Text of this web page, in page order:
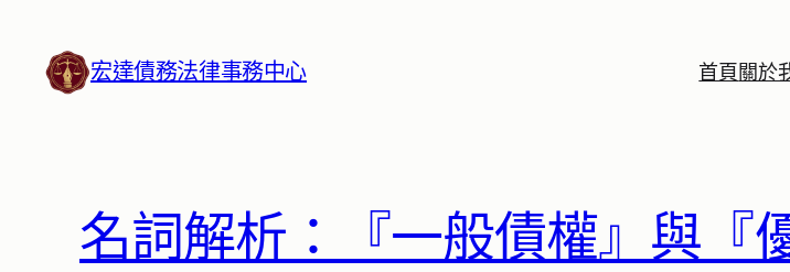
宏達債務法律事務中心 首頁關於
名詞解析：『一般債權』與『